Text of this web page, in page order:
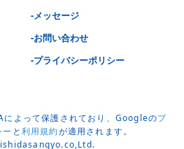
-メッセージ
-お問い合わせ
-プライバシーポリシー
によって保護されており、Googleのプ
と利用規約が適用されます。